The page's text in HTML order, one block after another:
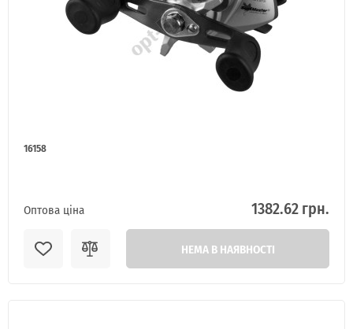
16158
Оптова ціна 1382.62 грн.
НЕМА В НАЯВНОСТІ